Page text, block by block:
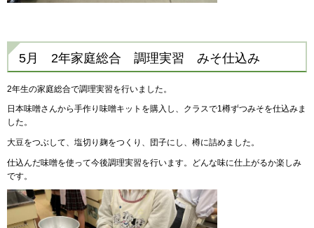
5月 2年家庭総合 調理実習 みそ仕込み
2年生の家庭総合で調理実習を行いました。
日本味噌さんから手作り味噌キットを購入し、クラスで1樽ずつみそを仕込みま
した。
大豆をつぶして、塩切り麹をつくり、団子にし、樽に詰めました。
仕込んだ味噌を使って今後調理実習を行います。どんな味に仕上がるか楽しみ
です。